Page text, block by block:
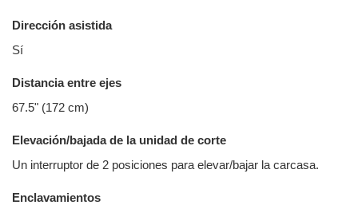
Dirección asistida
Sí
Distancia entre ejes
67.5" (172 cm)
Elevación/bajada de la unidad de corte
Un interruptor de 2 posiciones para elevar/bajar la carcasa.
Enclavamientos